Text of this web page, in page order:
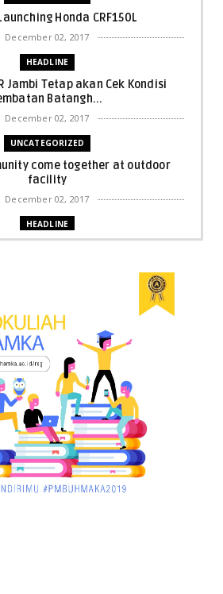
Honda CRF150L
December 02, 2017
HEADLINE
Jambi Tetap akan Cek Kondisi
Batangh...
December 02, 2017
UNCATEGORIZED
come together at outdoor
facility
December 02, 2017
HEADLINE
Dibekuk Sat Narkoba Polres
Siak
December 02, 2017
UNCATEGORIZED
Tahun Tenggelam di Hadapan
Ibunya
December 02, 2017
UNCATEGORIZED
Catatkan Obligasi Rp1, 45
Triliun